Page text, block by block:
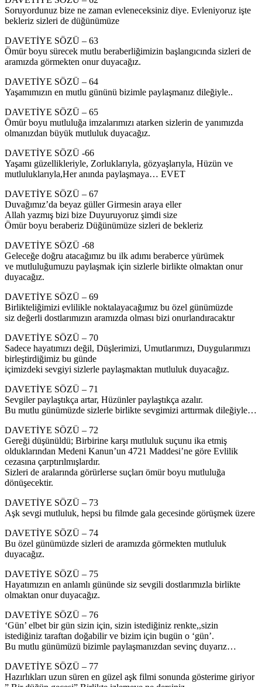
Soruyordunuz bize ne zaman evleneceksiniz diye. Evleniyoruz işte
bekleriz sizleri de düğünümüze
DAVETİYE SÖZÜ – 63
Ömür boyu sürecek mutlu beraberliğimizin başlangıcında sizleri de
aramızda görmekten onur duyacağız.
DAVETİYE SÖZÜ – 64
Yaşamımızın en mutlu gününü bizimle paylaşmanız dileğiyle..
DAVETİYE SÖZÜ – 65
Ömür boyu mutluluğa imzalarımızı atarken sizlerin de yanımızda
olmanızdan büyük mutluluk duyacağız.
DAVETİYE SÖZÜ -66
Yaşamı güzellikleriyle, Zorluklarıyla, gözyaşlarıyla, Hüzün ve
mutluluklarıyla,Her anında paylaşmaya… EVET
DAVETİYE SÖZÜ – 67
Duvağımız’da beyaz güller Girmesin araya eller
Allah yazmış bizi bize Duyuruyoruz şimdi size
Ömür boyu beraberiz Düğünümüze sizleri de bekleriz
DAVETİYE SÖZÜ -68
Geleceğe doğru atacağımız bu ilk adımı beraberce yürümek
ve mutluluğumuzu paylaşmak için sizlerle birlikte olmaktan onur
duyacağız.
DAVETİYE SÖZÜ – 69
Birlikteliğimizi evlilikle noktalayacağımız bu özel günümüzde
siz değerli dostlarımızın aramızda olması bizi onurlandıracaktır
DAVETİYE SÖZÜ – 70
Sadece hayatımızı değil, Düşlerimizi, Umutlarımızı, Duygularımızı
birleştirdiğimiz bu günde
içimizdeki sevgiyi sizlerle paylaşmaktan mutluluk duyacağız.
DAVETİYE SÖZÜ – 71
Sevgiler paylaştıkça artar, Hüzünler paylaştıkça azalır.
Bu mutlu günümüzde sizlerle birlikte sevgimizi arttırmak dileğiyle…
DAVETİYE SÖZÜ – 72
Gereği düşünüldü; Birbirine karşı mutluluk suçunu ika etmiş
olduklarından Medeni Kanun’un 4721 Maddesi’ne göre Evlilik
cezasına çarptırılmışlardır.
Sizleri de aralarında görürlerse suçları ömür boyu mutluluğa
dönüşecektir.
DAVETİYE SÖZÜ – 73
Aşk sevgi mutluluk, hepsi bu filmde gala gecesinde görüşmek üzere
DAVETİYE SÖZÜ – 74
Bu özel günümüzde sizleri de aramızda görmekten mutluluk
duyacağız.
DAVETİYE SÖZÜ – 75
Hayatımızın en anlamlı gününde siz sevgili dostlarımızla birlikte
olmaktan onur duyacağız.
DAVETİYE SÖZÜ – 76
‘Gün’ elbet bir gün sizin için, sizin istediğiniz renkte,,sizin
istediğiniz taraftan doğabilir ve bizim için bugün o ‘gün’.
Bu mutlu günümüzü bizimle paylaşmanızdan sevinç duyarız…
DAVETİYE SÖZÜ – 77
Hazırlıkları uzun süren en güzel aşk filmi sonunda gösterime giriyor